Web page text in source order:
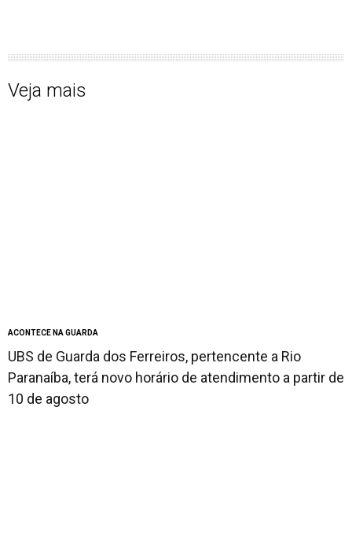
Veja mais
ACONTECE NA GUARDA
UBS de Guarda dos Ferreiros, pertencente a Rio
Paranaíba, terá novo horário de atendimento a partir de
10 de agosto